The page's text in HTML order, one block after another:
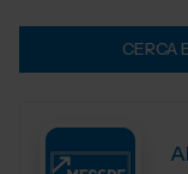
CERCA